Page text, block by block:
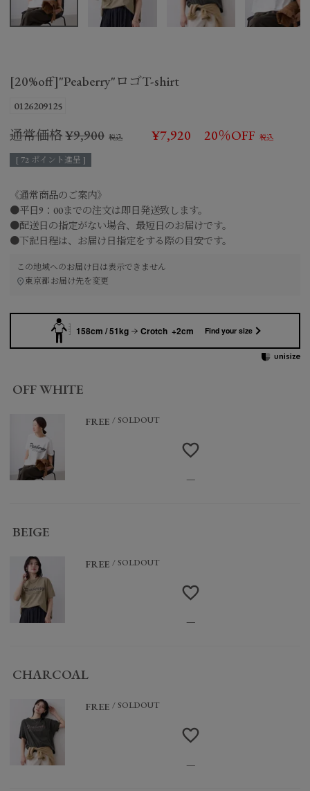
[20%off]"Peaberry"ロゴT-shirt
0126209125
通常価格¥9,900 ¥7,920 20％OFF
[ 72 ポイント進呈 ]
《通常商品のご案内》
●平日9：00までの注文は即日発送致します。
●配送日の指定がない場合、最短日のお届けです。
●下記日程は、お届け日指定をする際の目安です。
この地域へのお届け日は表示できません
東京都お届け先を変更
158cm / 51kg Crotch +2cm Find your size
OFF WHITE
FREE SOLDOUT
—
BEIGE
FREE SOLDOUT
—
CHARCOAL
FREE SOLDOUT
—